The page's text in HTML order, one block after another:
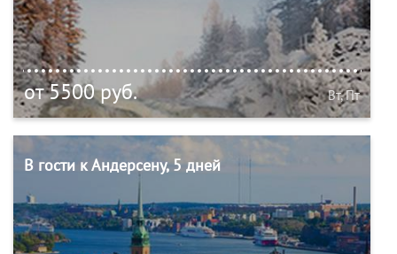
от 5500 руб. Вт, Пт
В гости к Андерсену, 5 дней